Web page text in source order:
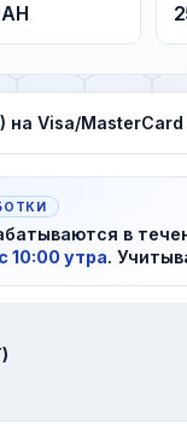
Visa/MasterCard
в
с 10:00 утра.